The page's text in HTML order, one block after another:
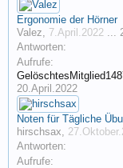
Ergonomie der Hörner
Valez, 7.April.2022 ...
Antworten:
Aufrufe:
20.April.2022
Noten für Tägliche
hirschsax,
Antworten:
Aufrufe: